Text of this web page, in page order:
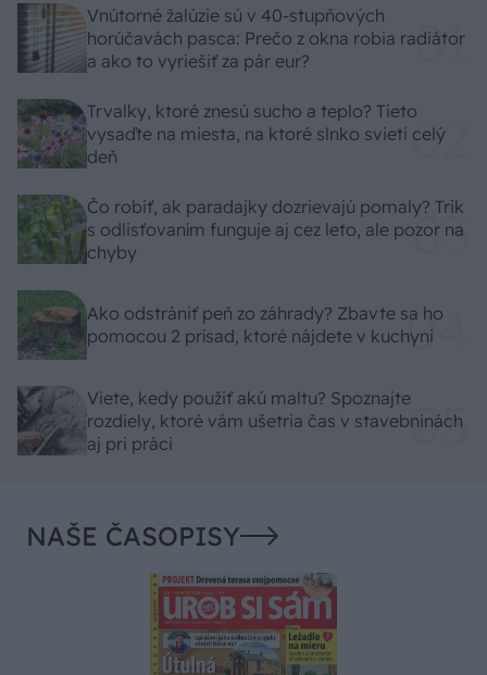
Vnútorné žalúzie sú v 40-stupňových
horúčavách pasca: Prečo z okna robia radiátor
a ako to vyriešiť za pár eur?
Trvalky, ktoré znesú sucho a teplo? Tieto
vysaďte na miesta, na ktoré slnko svieti celý
deň
Čo robiť, ak paradajky dozrievajú pomaly? Trik
s odlisťovaním funguje aj cez leto, ale pozor na
chyby
Ako odstrániť peň zo záhrady? Zbavte sa ho
pomocou 2 prísad, ktoré nájdete v kuchyni
Viete, kedy použiť akú maltu? Spoznajte
rozdiely, ktoré vám ušetria čas v stavebninách
aj pri práci
NAŠE ČASOPISY